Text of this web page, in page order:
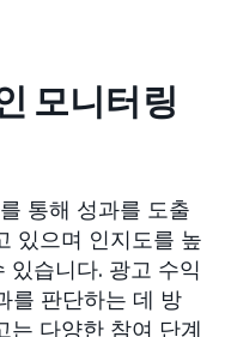
모니터링
통해 성과를 도출
있으며 인지도를 높
있습니다. 광고 수익
를 판단하는 데 방
는 다양한 참여 단계